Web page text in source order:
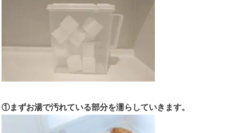
①まずお湯で汚れている部分を濡らしていきます。